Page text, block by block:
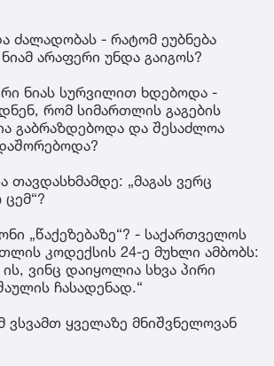
ძალადობას - რატომ ეუბნება
არაფერი უნდა გაიგოს?
ნიას სურვილით ხდებოდა -
რომ სიმართლის გაგების
გაბრაზდებოდა და შესაძლოა
თავდასხმამდე: „მაგას ვერც
„წაქეზებაზე“? - საქართველოს
კოდექსის 24-ე მუხლი ამბობს:
ის, ვინც დაიყოლია სხვა პირი
ჩასადენად.“
ვსვამთ ყველაზე მნიშვნელოვან